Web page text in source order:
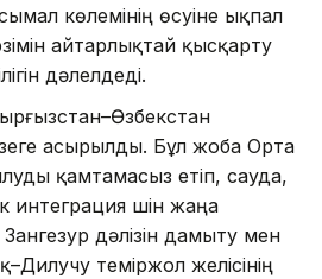
көлемінің өсуіне ықпал
айтарлықтай қысқарту
дәлелдеді.
асырылды. Бұл жоба Орта
қамтамасыз етіп, сауда,
интеграция үшін жаңа
дәлізін дамыту мен
теміржол желісінің